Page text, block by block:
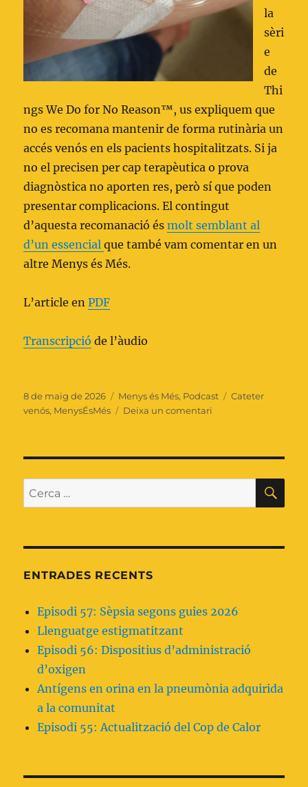
la
sèri
e
de
Thi
ngs We Do for No Reason™, us expliquem que
no es recomana mantenir de forma rutinària un
accés venós en els pacients hospitalitzats. Si ja
no el precisen per cap terapèutica o prova
diagnòstica no aporten res, però sí que poden
presentar complicacions. El contingut
d’aquesta recomanació ésmolt semblant al
d’un essencialque també vam comentar en un
altre Menys és Més.
L’article enPDF
Transcripció de l’àudio
Publicat
el
8 de maig de 2026 Categories
Menys és Més, Podcast Etiquetes
Cateter
venós, MenysÉsMés Deixa un comentari
rutinària
venós
Cerca:
ENTRADES RECENTS
Episodi 57: Sèpsia segons guies 2026
Llenguatge estigmatitzant
Episodi 56: Dispositius d’administració
d’oxigen
Antígens en orina en la pneumònia adquirida
a la comunitat
Episodi 55: Actualització del Cop de Calor